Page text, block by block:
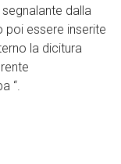
dalla
poi essere inserite
la dicitura
“.